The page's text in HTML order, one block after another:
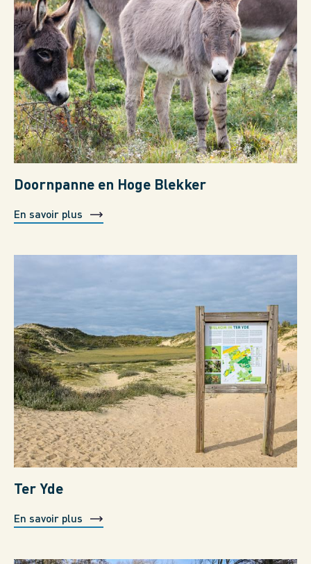
Doornpanne en Hoge Blekker
En savoir plus
Ter Yde
En savoir plus